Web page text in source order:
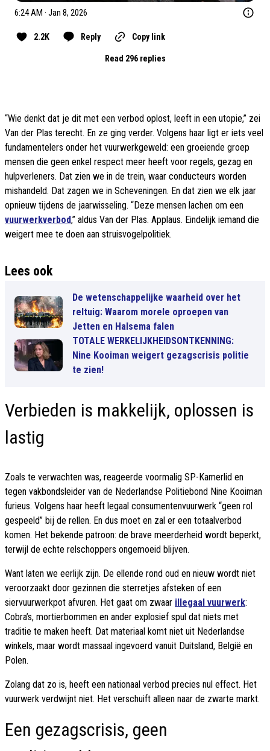
6:24 AM · Jan 8, 2026
2.2K Reply Copy link
Read 296 replies
“Wie denkt dat je dit met een verbod oplost, leeft in een utopie,” zei
Van der Plas terecht. En ze ging verder. Volgens haar ligt er iets veel
fundamentelers onder het vuurwerkgeweld: een groeiende groep
mensen die geen enkel respect meer heeft voor regels, gezag en
hulpverleners. Dat zien we in de trein, waar conducteurs worden
mishandeld. Dat zagen we in Scheveningen. En dat zien we elk jaar
opnieuw tijdens de jaarwisseling. “Deze mensen lachen om een
vuurwerkverbod,” aldus Van der Plas. Applaus. Eindelijk iemand die
weigert mee te doen aan struisvogelpolitiek.
Lees ook
De wetenschappelijke waarheid over het
reltuig: Waarom morele oproepen van
Jetten en Halsema falen
TOTALE WERKELIJKHEIDSONTKENNING:
Nine Kooiman weigert gezagscrisis politie
te zien!
Verbieden is makkelijk, oplossen is
lastig
Zoals te verwachten was, reageerde voormalig SP-Kamerlid en
tegen vakbondsleider van de Nederlandse Politiebond Nine Kooiman
furieus. Volgens haar heeft legaal consumentenvuurwerk “geen rol
gespeeld” bij de rellen. En dus moet en zal er een totaalverbod
komen. Het bekende patroon: de brave meerderheid wordt beperkt,
terwijl de echte relschoppers ongemoeid blijven.
Want laten we eerlijk zijn. De ellende rond oud en nieuw wordt niet
veroorzaakt door gezinnen die sterretjes afsteken of een
siervuurwerkpot afvuren. Het gaat om zwaar illegaal vuurwerk:
Cobra’s, mortierbommen en ander explosief spul dat niets met
traditie te maken heeft. Dat materiaal komt niet uit Nederlandse
winkels, maar wordt massaal ingevoerd vanuit Duitsland, België en
Polen.
Zolang dat zo is, heeft een nationaal verbod precies nul effect. Het
vuurwerk verdwijnt niet. Het verschuift alleen naar de zwarte markt.
Een gezagscrisis, geen